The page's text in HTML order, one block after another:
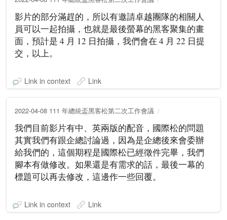
影片的部分滿趕的，所以有邀請卓越團隊的相關人
員可以一起拍攝，也就是最後螢幕的黑客聚集的畫
面，預計是 4 月 12 日拍攝，我們會在 4 月 22 日提
交，以上。
Link in context Link
2022-04-08 111 年總統盃黑客松第二次工作會議
我們目前影片有中、英兩版的配音，國際松的問題
其實我們有跟企總討論過，因為是企總後來會委辦
給我們的，這個期程是國際松已經徵件完畢，我們
腳本有做修改。如果還是有需求的話，最後一幕的
標題可以再去修改，這邊作一些回覆。
Link in context Link